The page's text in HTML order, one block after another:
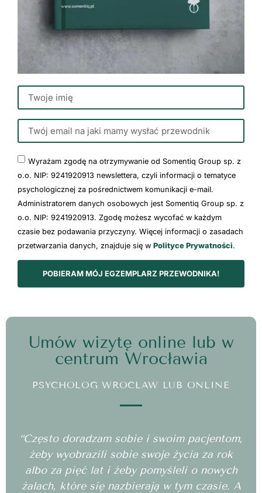
Wyrażam zgodę na otrzymywanie od Somentiq Group sp. z
o.o. NIP: 9241920913 newslettera, czyli informacji o tematyce
psychologicznej za pośrednictwem komunikacji e-mail.
Administratorem danych osobowych jest Somentiq Group sp. z
o.o. NIP: 9241920913. Zgodę możesz wycofać w każdym
czasie bez podawania przyczyny. Więcej informacji o zasadach
przetwarzania danych, znajduje się w Polityce Prywatności.
POBIERAM MÓJ EGZEMPLARZ PRZEWODNIKA!
Umów wizytę online lub w
centrum Wrocławia
PSYCHOLOG WROCŁAW LUB ONLINE
“Często doradzam sobie i swoim pacjentom,
żeby wyobrazili sobie swoje życia za rok
albo za pięć lat i żeby pomyśleli o nowych
żalach, które się nazbierają w tym czasie. A